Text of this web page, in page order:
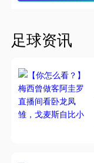
足球资讯